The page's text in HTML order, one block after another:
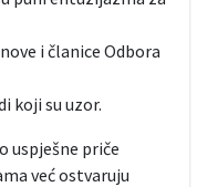
i članice Odbora
koji su uzor.
uspješne priče
već ostvaruju